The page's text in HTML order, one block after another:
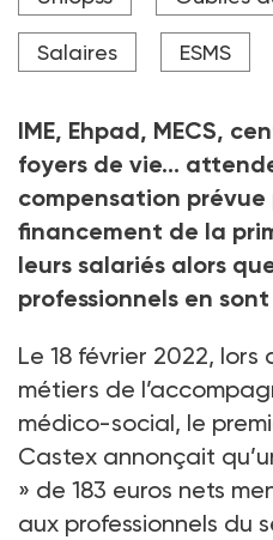
Crédit photo DR
Salaires ESMS
IME, Ehpad, MECS,
foyers de vie...
compensation
financement de la
leurs salariés alors
professionnels en
Le 18 février 2022,
métiers de
médico-social, le
Castex annonçait
» de 183 euros nets
aux professionnels du